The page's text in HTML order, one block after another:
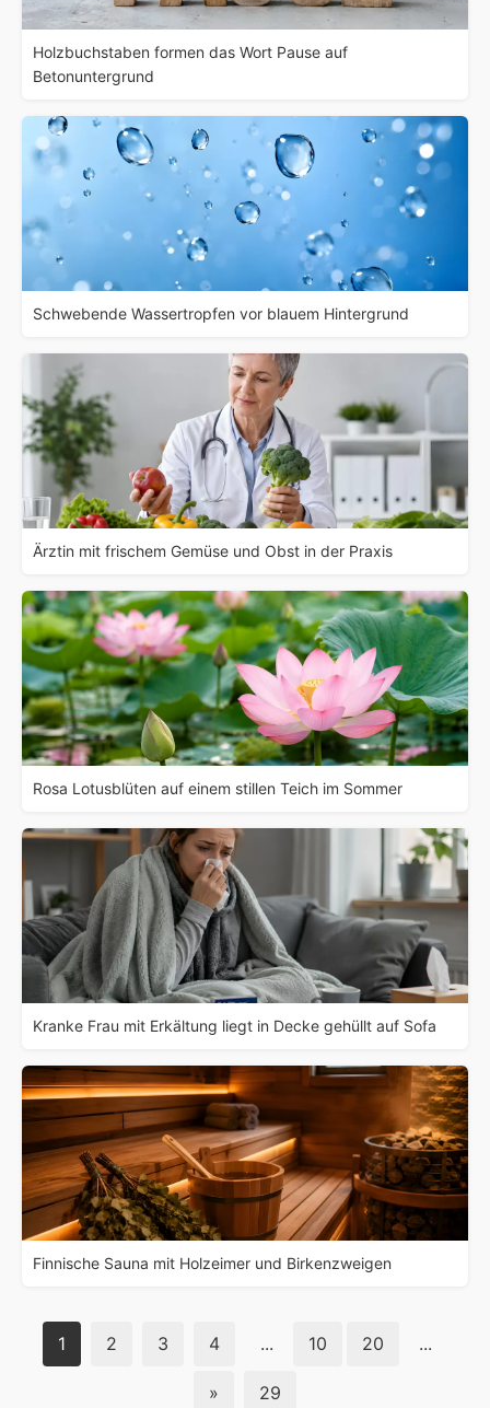
Holzbuchstaben formen das Wort Pause auf
Betonuntergrund
Schwebende Wassertropfen vor blauem Hintergrund
Ärztin mit frischem Gemüse und Obst in der Praxis
Rosa Lotusblüten auf einem stillen Teich im Sommer
Kranke Frau mit Erkältung liegt in Decke gehüllt auf Sofa
Finnische Sauna mit Holzeimer und Birkenzweigen
1 2 3 4 ... 10 20 ...
» 29